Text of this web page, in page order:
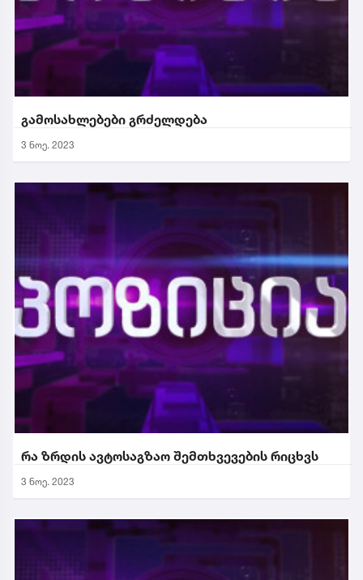
გამოსახლებები გრძელდება
3 ნოე. 2023
რა ზრდის ავტოსაგზაო შემთხვევების რიცხვს
3 ნოე. 2023